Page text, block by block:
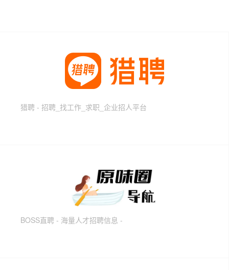
猎聘 - 招聘_找工作_求职_企业招人平台
BOSS直聘 - 海量人才招聘信息 -